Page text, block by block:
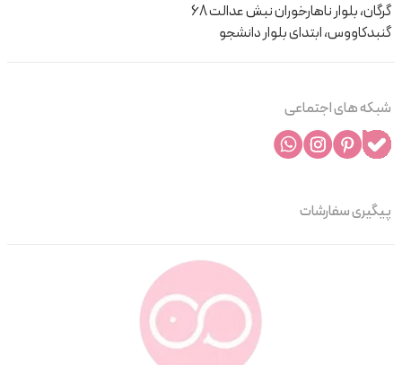
گرگان، بلوار ناهارخوران نبش عدالت 68
گنبدکاووس، ابتدای بلوار دانشجو
شبکه های اجتماعی
پیگیری سفارشات